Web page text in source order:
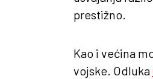
prestižno.
Kao i većina
vojske. Odluka